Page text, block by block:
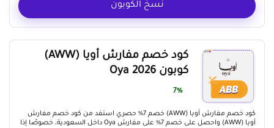
نسخ الكوبون
كود خصم مفارش أويا (AWW)
كوبون Oya 2026
7%
كود خصم مفارش أويا (AWW) خصم 7% حصري استفد من كود خصم مفارش
أويا (AWW) واحصل على خصم 7% على مفارش Oya داخل السعودية، خصوصًا إذا